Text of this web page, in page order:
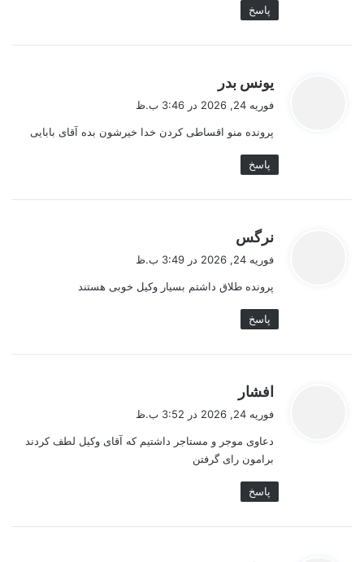
پاسخ
یونس بدر
:
فوریه 24, 2026 در 3:46 ب.ظ
پرونده منو اقساطی کردن خدا خیرشون بده آقای بابایی
پاسخ
نرگس
:
فوریه 24, 2026 در 3:49 ب.ظ
پرونده طلاق داشتم بسیار وکیل خوبی هستند
پاسخ
افشار
:
فوریه 24, 2026 در 3:52 ب.ظ
دعاوی موجر و مستاجر داشتیم که آقای وکیل لطف کردند
برامون رای گرفتن
پاسخ